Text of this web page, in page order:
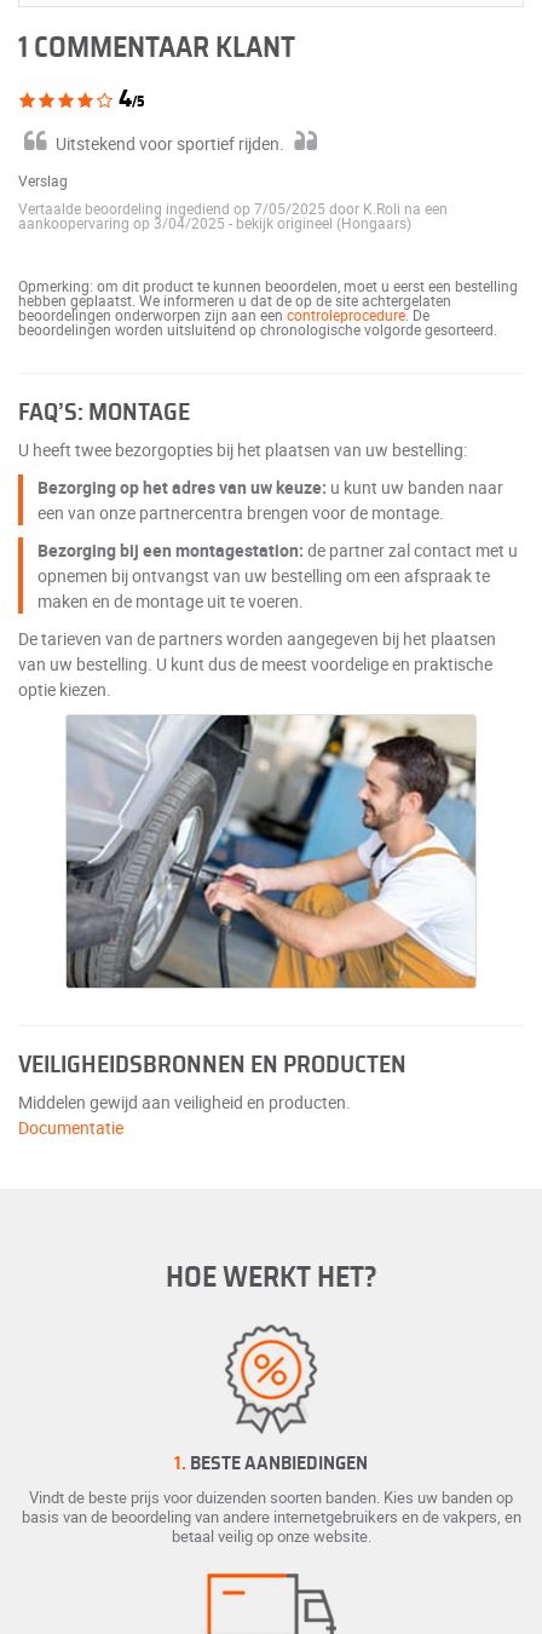
1 COMMENTAAR KLANT
4/5
Uitstekend voor sportief rijden.
Verslag
Vertaalde beoordeling ingediend op 7/05/2025 door K.Roli na een
aankoopervaring op 3/04/2025 - bekijk origineel (Hongaars)
Opmerking: om dit product te kunnen beoordelen, moet u eerst een bestelling
hebben geplaatst. We informeren u dat de op de site achtergelaten
beoordelingen onderworpen zijn aan een controleprocedure. De
beoordelingen worden uitsluitend op chronologische volgorde gesorteerd.
FAQ’S: MONTAGE
U heeft twee bezorgopties bij het plaatsen van uw bestelling:
Bezorging op het adres van uw keuze: u kunt uw banden naar
een van onze partnercentra brengen voor de montage.
Bezorging bij een montagestation: de partner zal contact met u
opnemen bij ontvangst van uw bestelling om een afspraak te
maken en de montage uit te voeren.
De tarieven van de partners worden aangegeven bij het plaatsen
van uw bestelling. U kunt dus de meest voordelige en praktische
optie kiezen.
VEILIGHEIDSBRONNEN EN PRODUCTEN
Middelen gewijd aan veiligheid en producten.
Documentatie
HOE WERKT HET?
1. BESTE AANBIEDINGEN
Vindt de beste prijs voor duizenden soorten banden. Kies uw banden op
basis van de beoordeling van andere internetgebruikers en de vakpers, en
betaal veilig op onze website.